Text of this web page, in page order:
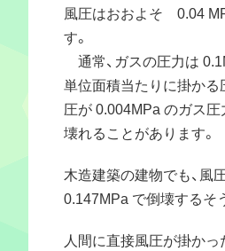
風圧はおおよそ 0.04
す。
通常、ガスの圧力は
単位面積当たりに掛かる
圧が 0.004MPa のガス
壊れることがあります。
木造建築の建物でも、風
0.147MPa で倒壊するそ
人間に直接風圧が掛か